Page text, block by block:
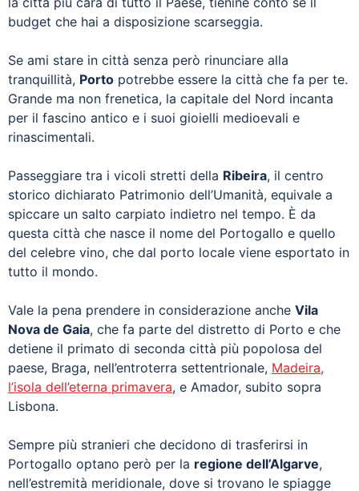
budget che hai a disposizione scarseggia.
Se ami stare in città senza però rinunciare alla
tranquillità, Porto potrebbe essere la città che fa per te.
Grande ma non frenetica, la capitale del Nord incanta
per il fascino antico e i suoi gioielli medioevali e
rinascimentali.
Passeggiare tra i vicoli stretti della Ribeira, il centro
storico dichiarato Patrimonio dell’Umanità, equivale a
spiccare un salto carpiato indietro nel tempo. È da
questa città che nasce il nome del Portogallo e quello
del celebre vino, che dal porto locale viene esportato in
tutto il mondo.
Vale la pena prendere in considerazione anche Vila
Nova de Gaia, che fa parte del distretto di Porto e che
detiene il primato di seconda città più popolosa del
paese, Braga, nell’entroterra settentrionale, Madeira,
l’isola dell’eterna primavera, e Amador, subito sopra
Lisbona.
Sempre più stranieri che decidono di trasferirsi in
Portogallo optano però per la regione dell’Algarve,
nell’estremità meridionale, dove si trovano le spiagge